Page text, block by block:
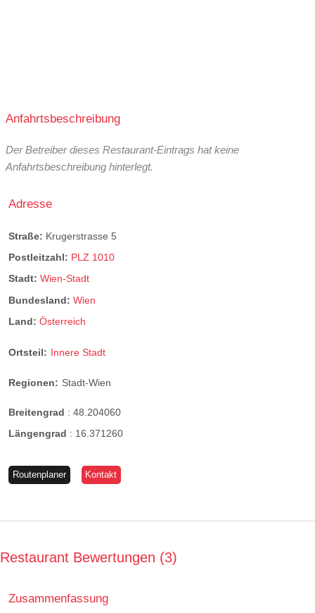
Anfahrtsbeschreibung
Der Betreiber dieses Restaurant-Eintrags hat keine
Anfahrtsbeschreibung hinterlegt.
Adresse
Straße: Krugerstrasse 5
Postleitzahl: PLZ 1010
Stadt: Wien-Stadt
Bundesland: Wien
Land: Österreich
Ortsteil: Innere Stadt
Regionen: Stadt-Wien
Breitengrad : 48.204060
Längengrad : 16.371260
Routenplaner Kontakt
Restaurant Bewertungen 3
Zusammenfassung